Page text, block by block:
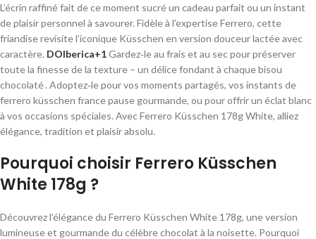
L’écrin raffiné fait de ce moment sucré un cadeau parfait ou un instant
de plaisir personnel à savourer. Fidèle à l’expertise Ferrero, cette
friandise revisite l’iconique Küsschen en version douceur lactée avec
caractère. DOIberica+1Gardez‑le au frais et au sec pour préserver
toute la finesse de la texture – un délice fondant à chaque bisou
chocolaté . Adoptez‑le pour vos moments partagés, vos instants de
ferrero küsschen france pause gourmande, ou pour offrir un éclat blanc
à vos occasions spéciales. Avec Ferrero Küsschen 178g White, alliez
élégance, tradition et plaisir absolu.
Pourquoi choisir Ferrero Küsschen
White 178g ?
Découvrez l’élégance du Ferrero Küsschen White 178g, une version
lumineuse et gourmande du célèbre chocolat à la noisette. Pourquoi